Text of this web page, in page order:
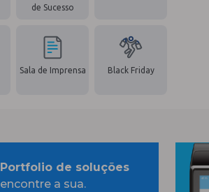
de Sucesso
Sala de Imprensa Black Friday
Portfolio de soluções
encontre a sua.